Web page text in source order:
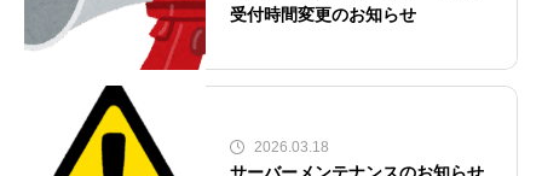
受付時間変更のお知らせ
2026.03.18